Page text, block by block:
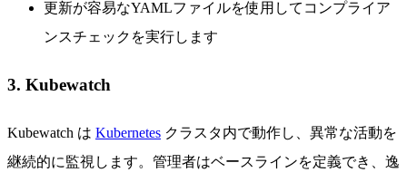
更新が容易なYAMLファイルを使用してコンプライア
ンスチェックを実行します
3. Kubewatch
Kubewatch は Kubernetes クラスタ内で動作し、異常な活動を
継続的に監視します。管理者はベースラインを定義でき、逸